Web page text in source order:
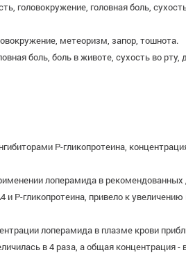
головная боль,
метеоризм, запор, тошнота.
боль, боль в животе, сухость во рту,
Р-гликопротеина,
лоперамида в рекомендованных
Р-гликопротеина, привело к
лоперамида в плазме крови
в 4 раза, а общая концентрация -